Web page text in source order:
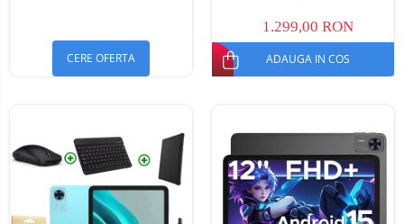
CERE OFERTA
1.299,00 RON
ADAUGA IN COS